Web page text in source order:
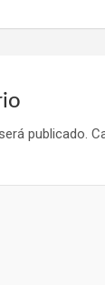
publicado.